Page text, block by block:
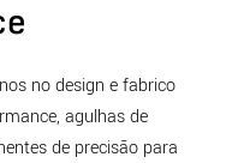
no design e fabrico
agulhas de
de precisão para